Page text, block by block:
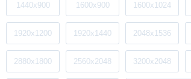
1440x900 1600x900 1600x1024
1920x1200 1920x1440 2048x1536
2880x1800 2560x2048 3200x2048